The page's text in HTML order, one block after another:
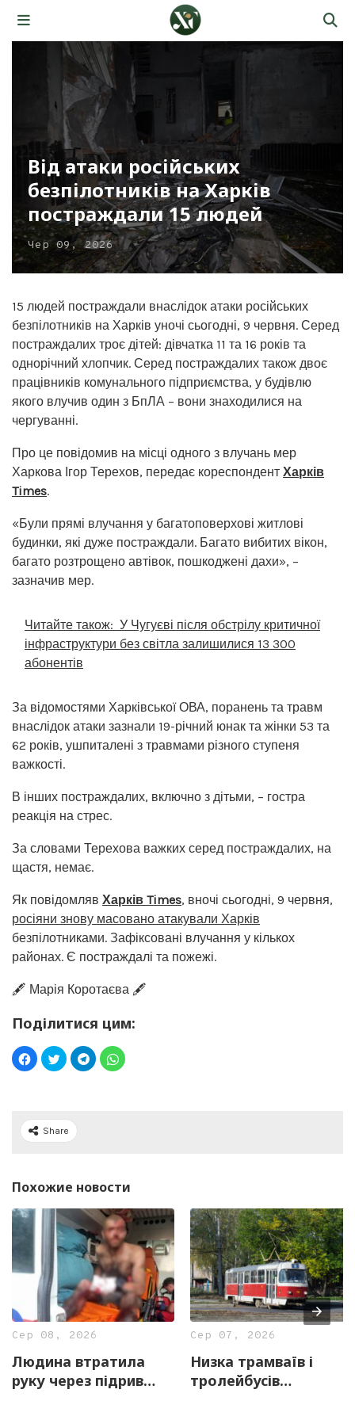
Від атаки російських
безпілотників на Харків
постраждали 15 людей
Чер 09, 2026
15 людей постраждали внаслідок атаки російських
безпілотників на Харків уночі сьогодні, 9 червня. Серед
постраждалих троє дітей: дівчатка 11 та 16 років та
однорічний хлопчик. Серед постраждалих також двоє
працівників комунального підприємства, у будівлю
якого влучив один з БпЛА – вони знаходилися на
чергуванні.
Про це повідомив на місці одного з влучань мер
Харкова Ігор Терехов, передає кореспондент Харків
Times.
«Були прямі влучання у багатоповерхові житлові
будинки, які дуже постраждали. Багато вибитих вікон,
багато розтрощено автівок, пошкоджені дахи», –
зазначив мер.
Читайте також: У Чугуєві після обстрілу критичної
інфраструктури без світла залишилися 13 300
абонентів
За відомостями Харківської ОВА, поранень та травм
внаслідок атаки зазнали 19-річний юнак та жінки 53 та
62 років, ушпиталені з травмами різного ступеня
важкості.
В інших постраждалих, включно з дітьми, – гостра
реакція на стрес.
За словами Терехова важких серед постраждалих, на
щастя, немає.
Як повідомляв Харків Times, вночі сьогодні, 9 червня,
росіяни знову масовано атакували Харків
безпілотниками. Зафіксовані влучання у кількох
районах. Є постраждалі та пожежі.
🖋️ Марія Коротаєва 🖋️
Поділитися цим:
Share
Похожие новости
Сер 08, 2026
Людина втратила
руку через підрив
Сер 07, 2026
Низка трамваїв і
тролейбусів